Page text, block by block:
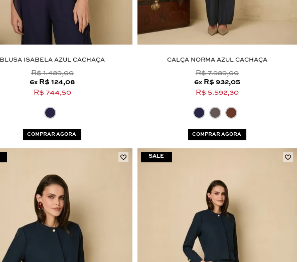
BLUSA ISABELA AZUL CACHAÇA
R$ 1.489,00
6x R$ 124,08
R$ 744,50
COMPRAR AGORA
CALÇA NORMA AZUL CACHAÇA
R$ 7.989,00
6x R$ 932,05
R$ 5.592,30
COMPRAR AGORA